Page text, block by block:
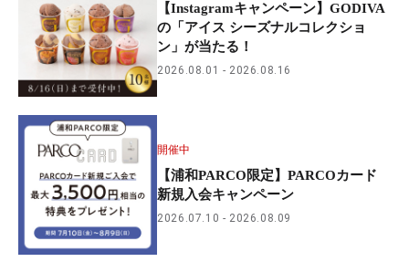
【Instagramキャンペーン】GODIVA
の「アイス シーズナルコレクショ
ン」が当たる！
2026.08.01 2026.08.16
開催中
【浦和PARCO限定】PARCOカード
新規入会キャンペーン
2026.07.10 2026.08.09